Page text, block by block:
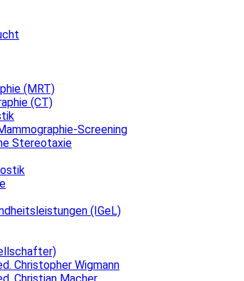
(MRT)
(CT)
Screening
Stereotaxie
(IGeL)
Christopher Wigmann